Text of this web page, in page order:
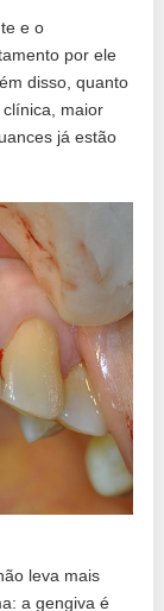
e o
por ele
disso, quanto
maior
já estão
leva mais
a gengiva é